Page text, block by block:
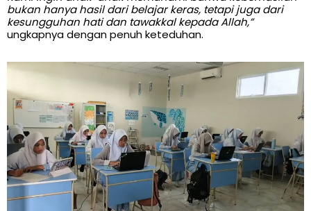
bukan hanya hasil dari belajar keras, tetapi juga dari
kesungguhan hati dan tawakkal kepada Allah,”
ungkapnya dengan penuh keteduhan.